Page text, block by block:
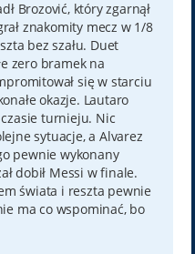
Brozović, który zgarnął
znakomity mecz w 1/8
bez szału. Duet
zero bramek na
się w starciu
okazje. Lautaro
czasie turnieju. Nic
sytuacje, a Alvarez
pewnie wykonany
dobił Messi w finale.
świata i reszta pewnie
ma co wspominać, bo